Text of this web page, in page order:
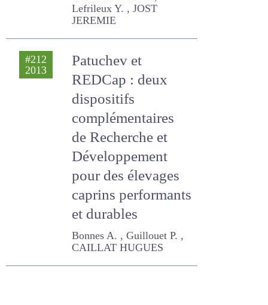
2013
REDCap : deux
dispositifs
complémentaires
de Recherche et
Développement
pour des élevages
caprins
performants et
durables
CAILLAT HUGUES